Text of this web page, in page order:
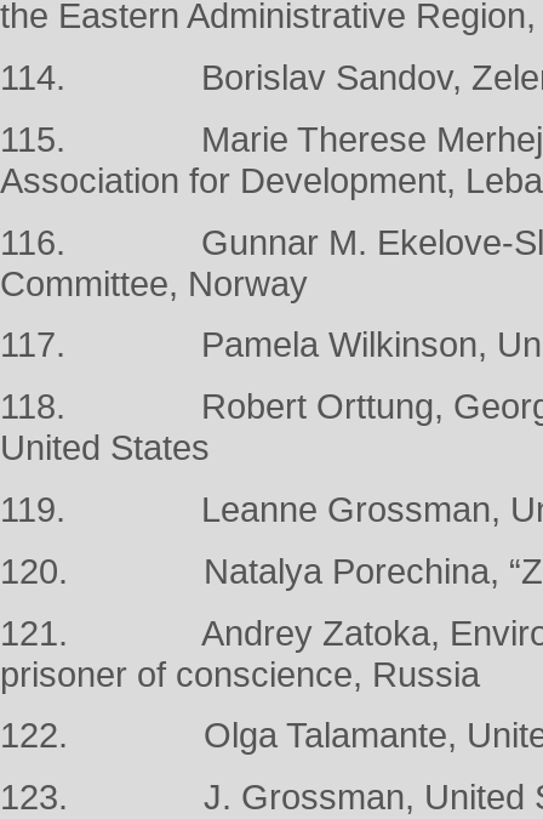
the Eastern Administrative
114. Borislav Sandov,
115. Marie Therese Merhej
Association for Development,
116. Gunnar M. Ekelove-
Committee, Norway
117. Pamela Wilkinson,
118. Robert Orttung, George
United States
119. Leanne Grossman,
120. Natalya Porechina,
121. Andrey Zatoka,
prisoner of conscience, Russia
122. Olga Talamante,
123. J. Grossman, United